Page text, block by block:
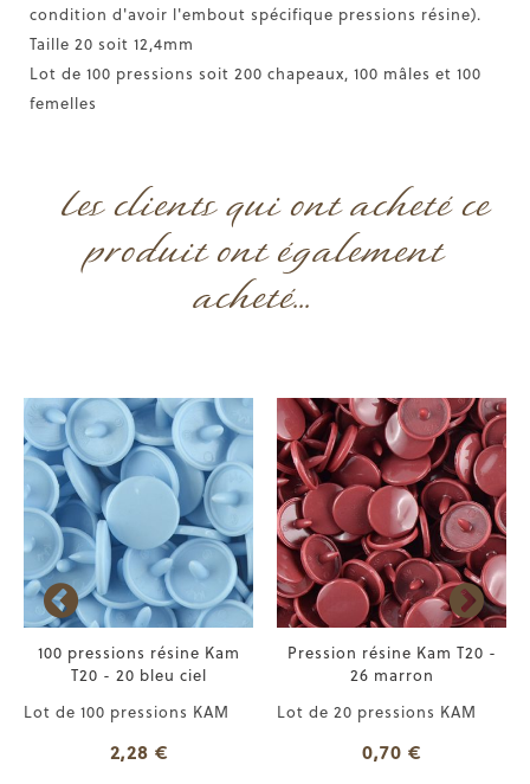
condition d'avoir l'embout spécifique pressions résine).
Taille 20 soit 12,4mm
Lot de 100 pressions soit 200 chapeaux, 100 mâles et 100
femelles
Les clients qui ont acheté ce
produit ont également
acheté...
100 pressions résine Kam
T20 - 20 bleu ciel
Lot de 100 pressions KAM
2,28 €
Pression résine Kam T20 -
26 marron
Lot de 20 pressions KAM
0,70 €